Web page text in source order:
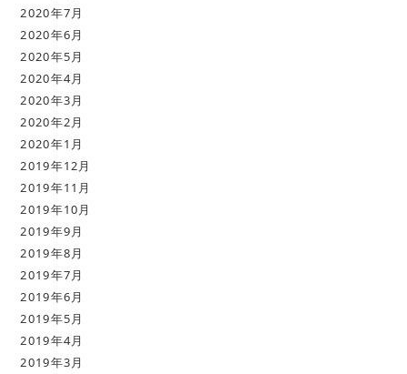
2020年7月
2020年6月
2020年5月
2020年4月
2020年3月
2020年2月
2020年1月
2019年12月
2019年11月
2019年10月
2019年9月
2019年8月
2019年7月
2019年6月
2019年5月
2019年4月
2019年3月